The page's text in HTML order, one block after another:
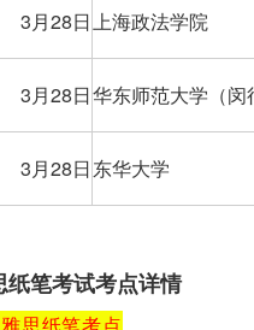
3月28日上海政法学院
3月28日华东师范大学（闵
3月28日东华大学
笔考试考点详情